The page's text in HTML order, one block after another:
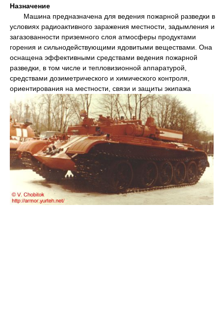
Назначение
Машина предназначена для ведения пожарной разведки в
условиях радиоактивного заражения местности, задымления и
загазованности приземного слоя атмосферы продуктами
горения и сильнодействующими ядовитыми веществами. Она
оснащена эффективными средствами ведения пожарной
разведки, в том числе и тепловизионной аппаратурой,
средствами дозиметрического и химического контроля,
ориентирования на местности, связи и защиты экипажа